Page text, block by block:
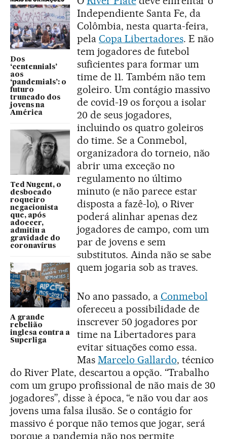
Dos
‘centennials’
aos
‘pandemials’: o
futuro
truncado dos
jovens na
América
Ted Nugent, o
desbocado
roqueiro
negacionista
que, após
adoecer,
admitiu a
gravidade do
coronavírus
A grande
rebelião
inglesa contra a
Superliga
Independiente Santa Fe, da
Colômbia, nesta quarta-feira,
pela Copa Libertadores. E não
tem jogadores de futebol
suficientes para formar um
time de 11. Também não tem
goleiro. Um contágio massivo
de covid-19 os forçou a isolar
20 de seus jogadores,
incluindo os quatro goleiros
do time. Se a Conmebol,
organizadora do torneio, não
abrir uma exceção no
regulamento no último
minuto (e não parece estar
disposta a fazê-lo), o River
poderá alinhar apenas dez
jogadores de campo, com um
par de jovens e sem
substitutos. Ainda não se sabe
quem jogaria sob as traves.
No ano passado, a Conmebol
ofereceu a possibilidade de
inscrever 50 jogadores por
time na Libertadores para
evitar situações como essa.
Mas Marcelo Gallardo, técnico
do River Plate, descartou a opção. “Trabalho
com um grupo profissional de não mais de 30
jogadores”, disse à época, “e não vou dar aos
jovens uma falsa ilusão. Se o contágio for
massivo é porque não temos que jogar, será
porque a pandemia não nos permite